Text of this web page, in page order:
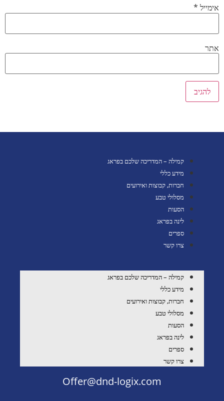
אימייל *
אתר
קמילה – המדריכה שלכם בפראג
מידע כללי
חברות, קבוצות ואירועים
מסלולי טבע
הסעות
לינה בפראג
ספרים
צרו קשר
קמילה – המדריכה שלכם בפראג
מידע כללי
חברות, קבוצות ואירועים
מסלולי טבע
הסעות
לינה בפראג
ספרים
צרו קשר
Offer@dnd-logix.com